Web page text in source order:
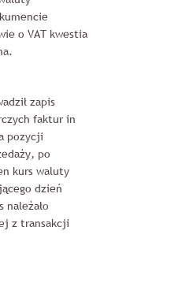
o VAT kwestia
zapis
faktur in
pozycji
po
kurs waluty
dzień
należało
z transakcji